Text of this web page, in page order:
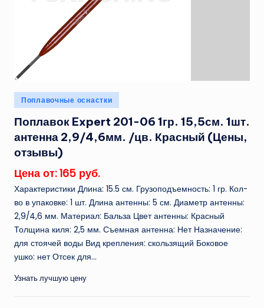
Опубликовано
в
Поплавочные оснастки
Поплавок Expert 201-06 1гр. 15,5см. 1шт.
антенна 2,9/4,6мм. /цв. Красный (Цены,
отзывы)
Цена от: 165 руб.
Характеристики Длина: 15.5 см. Грузоподъемность: 1 гр. Кол-
во в упаковке: 1 шт. Длина антенны: 5 см. Диаметр антенны:
2,9/4,6 мм. Материал: Бальза Цвет антенны: Красный
Толщина киля: 2,5 мм. Съемная антенна: Нет Назначение:
для стоячей воды Вид крепления: скользящий Боковое
ушко: нет Отсек для...
Узнать лучшую цену